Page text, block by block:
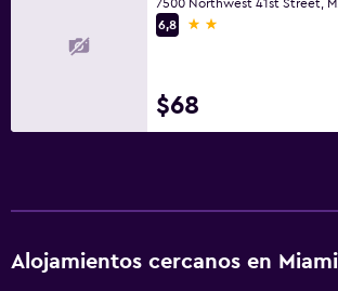
6,8
2 estrellas
$68
Alojamientos cercanos en Miami